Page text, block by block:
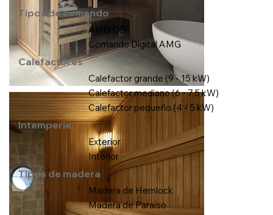
Tipos de comando
AMG OS
Comando Digital AMG
Calefactores
Calefactor grande (9 - 15 kW)
Calefactor mediano (6 - 7,5 kW)
Calefactor pequeño (4 - 5 kW)
Intemperie
Exterior
Interior
Tipos de madera
Madera de Hemlock
Madera de Paraíso